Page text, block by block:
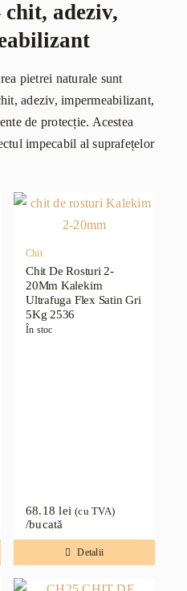
adeziv,
pietrei naturale sunt
adeziv, impermeabilizant,
de protecție. Acestea
impecabil al suprafețelor
Chit
Chit De Rosturi 2-
20Mm Kalekim
Ultrafuga Flex Satin Gri
5Kg 2536
În stoc
68.18lei (cu TVA)
/bucată
Detalii